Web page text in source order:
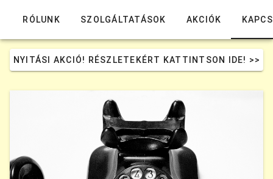
RÓLUNK SZOLGÁLTATÁSOK AKCIÓK
NYITÁSI AKCIÓ! RÉSZLETEKÉRT KATTINTSON IDE! >>